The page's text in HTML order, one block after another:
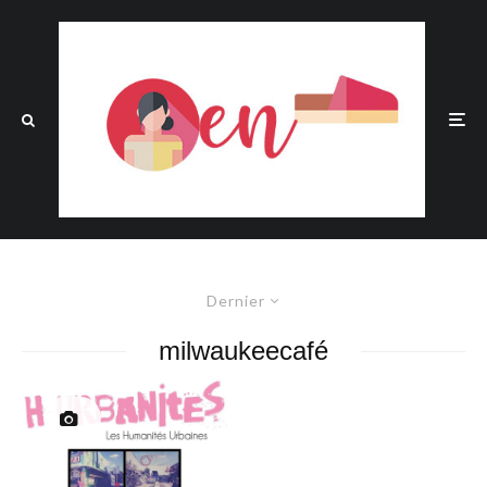
Dernier
milwaukeecafé